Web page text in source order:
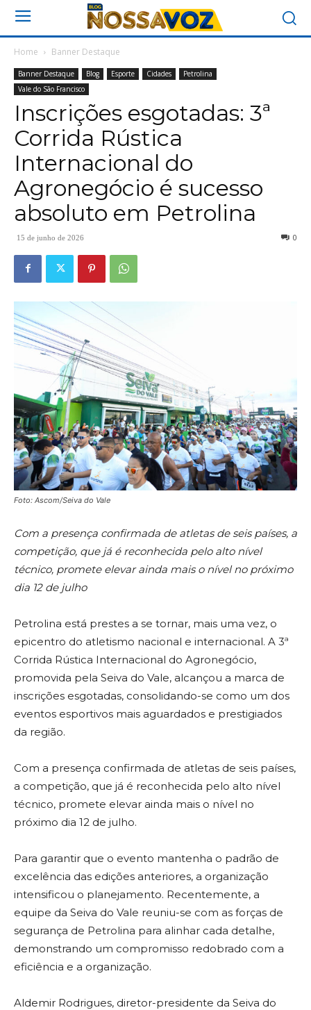
Home Banner Destaque
Banner Destaque Blog Esporte Cidades
Petrolina
Vale do São Francisco
Inscrições esgotadas: 3ª
Corrida Rústica
Internacional do
Agronegócio é sucesso
absoluto em Petrolina
15 de junho de 2026 0
Foto: Ascom/Seiva do Vale
Com a presença confirmada de atletas de seis países, a
competição, que já é reconhecida pelo alto nível
técnico, promete elevar ainda mais o nível no próximo
dia 12 de julho
Petrolina está prestes a se tornar, mais uma vez, o
epicentro do atletismo nacional e internacional. A 3ª
Corrida Rústica Internacional do Agronegócio,
promovida pela Seiva do Vale, alcançou a marca de
inscrições esgotadas, consolidando-se como um dos
eventos esportivos mais aguardados e prestigiados
da região.
Com a presença confirmada de atletas de seis países,
a competição, que já é reconhecida pelo alto nível
técnico, promete elevar ainda mais o nível no
próximo dia 12 de julho.
Para garantir que o evento mantenha o padrão de
excelência das edições anteriores, a organização
intensificou o planejamento. Recentemente, a
equipe da Seiva do Vale reuniu-se com as forças de
segurança de Petrolina para alinhar cada detalhe,
demonstrando um compromisso redobrado com a
eficiência e a organização.
Aldemir Rodrigues, diretor-presidente da Seiva do